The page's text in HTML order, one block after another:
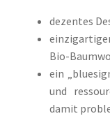
Impronta
Informações
Informazioni sui
dezentes
Bio-
ein
und
damit